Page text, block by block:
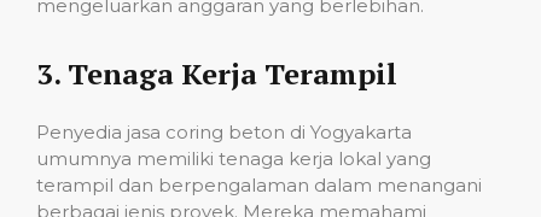
mengeluarkan anggaran yang berlebihan.
3. Tenaga Kerja Terampil
Penyedia jasa coring beton di Yogyakarta
umumnya memiliki tenaga kerja lokal yang
terampil dan berpengalaman dalam menangani
berbagai jenis proyek. Mereka memahami